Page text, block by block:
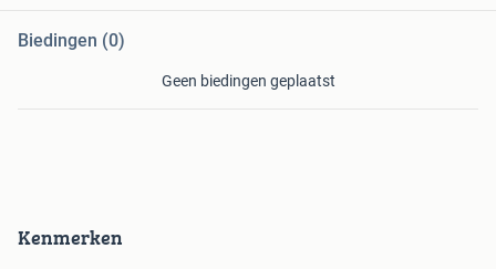
Kenmerken
Biedingen (0)
Geen biedingen geplaatst